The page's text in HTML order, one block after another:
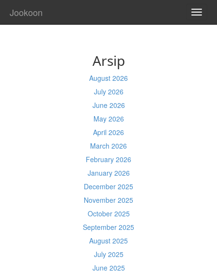
Jookoon
Arsip
August 2026
July 2026
June 2026
May 2026
April 2026
March 2026
February 2026
January 2026
December 2025
November 2025
October 2025
September 2025
August 2025
July 2025
June 2025